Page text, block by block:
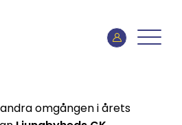
omgången i årets